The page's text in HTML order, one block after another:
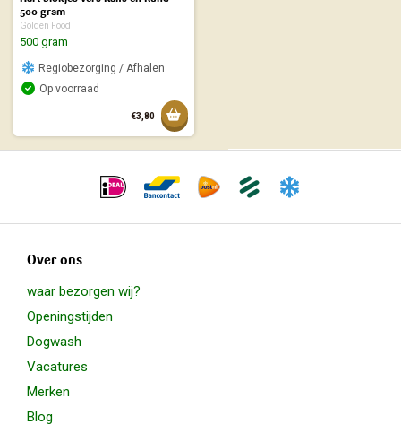
500 gram
Golden Food
500 gram
Regiobezorging / Afhalen
Op voorraad
€3,80 Toevoegen aan mandje
Over ons
waar bezorgen wij?
Openingstijden
Dogwash
Vacatures
Merken
Blog